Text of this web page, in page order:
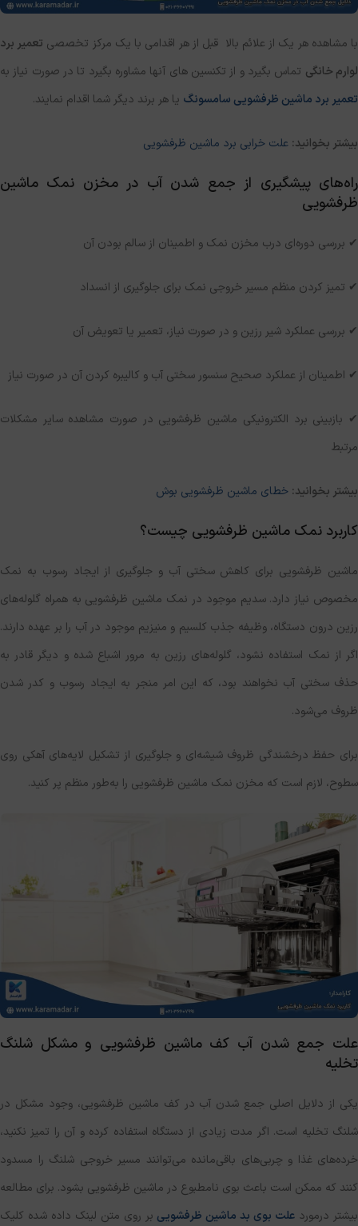
با مشاهده هر یک از علائم بالا قبل از هر اقدامی با یک مرکز تخصصی تعمیر برد
لوارم خانگی تماس بگیرد و از تکنسین های آنها مشاوره بگیرد تا در صورت نیاز به
تعمیر برد ماشین ظرفشویی سامسونگ یا هر برند دیگر شما اقدام نمایند.
بیشتر بخوانید: علت خرابی برد ماشین ظرفشویی
راه‌های پیشگیری از جمع شدن آب در مخزن نمک ماشین
ظرفشویی
✔ بررسی دوره‌ای درب مخزن نمک و اطمینان از سالم بودن آن
✔ تمیز کردن منظم مسیر خروجی نمک برای جلوگیری از انسداد
✔ بررسی عملکرد شیر رزین و در صورت نیاز، تعمیر یا تعویض آن
✔ اطمینان از عملکرد صحیح سنسور سختی آب و کالیبره کردن آن در صورت نیاز
✔ بازبینی برد الکترونیکی ماشین ظرفشویی در صورت مشاهده سایر مشکلات
مرتبط
بیشتر بخوانید: خطای ماشین ظرفشویی بوش
کاربرد نمک ماشین ظرفشویی چیست؟
ماشین ظرفشویی برای کاهش سختی آب و جلوگیری از ایجاد رسوب به نمک
مخصوص نیاز دارد. سدیم موجود در نمک ماشین ظرفشویی به همراه گلوله‌های
رزین درون دستگاه، وظیفه جذب کلسیم و منیزیم موجود در آب را بر عهده دارند.
اگر از نمک استفاده نشود، گلوله‌های رزین به مرور اشباع شده و دیگر قادر به
حذف سختی آب نخواهند بود، که این امر منجر به ایجاد رسوب و کدر شدن
ظروف می‌شود.
برای حفظ درخشندگی ظروف شیشه‌ای و جلوگیری از تشکیل لایه‌های آهکی روی
سطوح، لازم است که مخزن نمک ماشین ظرفشویی را به‌طور منظم پر کنید.
علت جمع شدن آب کف ماشین ظرفشویی و مشکل شلنگ
تخلیه
یکی از دلایل اصلی جمع شدن آب در کف ماشین ظرفشویی، وجود مشکل در
شلنگ تخلیه است. اگر مدت زیادی از دستگاه استفاده کرده و آن را تمیز نکنید،
خرده‌های غذا و چربی‌های باقی‌مانده می‌توانند مسیر خروجی شلنگ را مسدود
کنند که ممکن است باعث بوی نامطبوع در ماشین ظرفشویی بشود. برای مطالعه
بیشتر درمورد علت بوی بد ماشین ظرفشویی بر روی متن لینک داده شده کلیک